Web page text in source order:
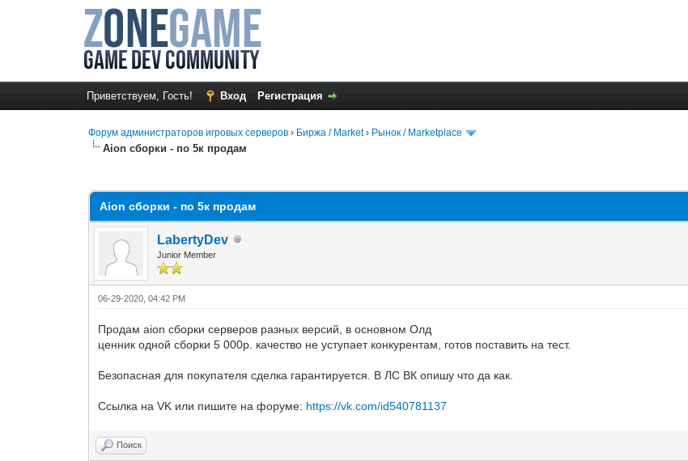
Приветствуем, Гость! Вход Регистрация
Форум администраторов игровых серверов › Биржа / Market› Рынок / Marketplace
Aion сборки - по 5к продам
Aion сборки - по 5к продам
LabertyDev
Junior Member
06-29-2020, 04:42 PM
Продам aion сборки серверов разных версий, в основном Олд
ценник одной сборки 5 000р. качество не уступает конкурентам, готов поставить на тест.
Безопасная для покупателя сделка гарантируется. В ЛС ВК опишу что да как.
Ссылка на VK или пишите на форуме: https://vk.com/id540781137
Поиск